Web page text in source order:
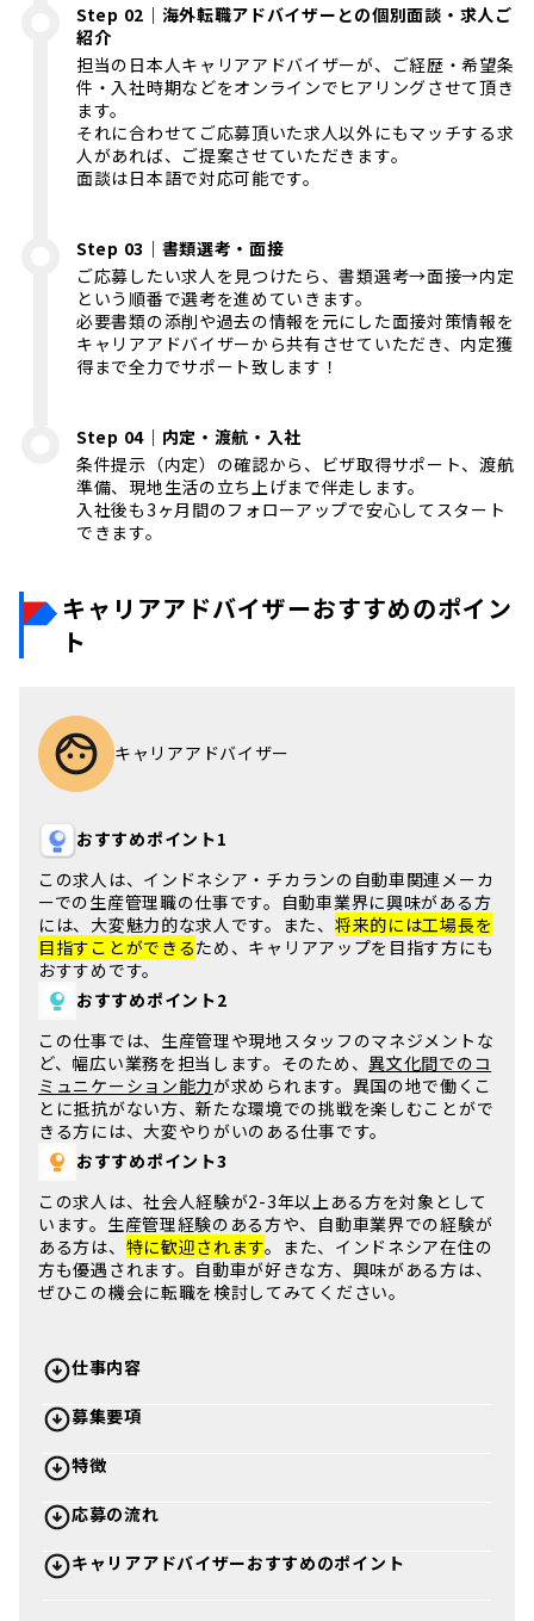
Step 02｜海外転職アドバイザーとの個別面談・求人ご
紹介
担当の日本人キャリアアドバイザーが、ご経歴・希望条
件・入社時期などをオンラインでヒアリングさせて頂き
ます。
それに合わせてご応募頂いた求人以外にもマッチする求
人があれば、ご提案させていただきます。
面談は日本語で対応可能です。
Step 03｜書類選考・面接
ご応募したい求人を見つけたら、書類選考→面接→内定
という順番で選考を進めていきます。
必要書類の添削や過去の情報を元にした面接対策情報を
キャリアアドバイザーから共有させていただき、内定獲
得まで全力でサポート致します！
Step 04｜内定・渡航・入社
条件提示（内定）の確認から、ビザ取得サポート、渡航
準備、現地生活の立ち上げまで伴走します。
入社後も3ヶ月間のフォローアップで安心してスタート
できます。
キャリアアドバイザーおすすめのポイン
ト
キャリアアドバイザー
おすすめポイント1
この求人は、 インドネシア・チカランの自動車関連メーカ
ーでの生産管理職の仕事です。自動車業界に興味がある方
には、大変魅力的な求人です。また、 将来的には工場長を
目指すことができるため、キャリアアップを目指す方にも
おすすめです。
おすすめポイント2
この仕事では、 生産管理や現地スタッフのマネジメント な
ど、幅広い業務を担当します。そのため、異文化間でのコ
ミュニケーション能力が求められます。異国の地で働くこ
とに抵抗がない方、新たな環境での挑戦を楽しむことがで
きる方には、大変やりがいのある仕事です。
おすすめポイント3
この求人は、社会人経験が2-3年以上 ある方を対象として
います。生産管理経験のある方や、自動車業界での経験が
ある方は、 特に歓迎されます。また、インドネシア在住の
方も優遇されます。自動車が好きな方、興味がある方は、
ぜひこの機会に転職を検討してみてください。
仕事内容
募集要項
特徴
応募の流れ
キャリアアドバイザーおすすめのポイント